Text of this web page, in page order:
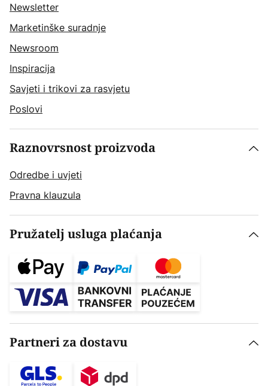
Newsletter
Marketinške suradnje
Newsroom
Inspiracija
Savjeti i trikovi za rasvjetu
Poslovi
Raznovrsnost proizvoda
Odredbe i uvjeti
Pravna klauzula
Pružatelj usluga plaćanja
Partneri za dostavu